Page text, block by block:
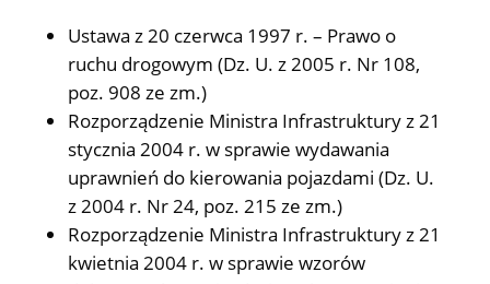
Ustawa z 20 czerwca 1997 r. – Prawo o
ruchu drogowym (Dz. U. z 2005 r. Nr 108,
poz. 908 ze zm.)
Rozporządzenie Ministra Infrastruktury z 21
stycznia 2004 r. w sprawie wydawania
uprawnień do kierowania pojazdami (Dz. U.
z 2004 r. Nr 24, poz. 215 ze zm.)
Rozporządzenie Ministra Infrastruktury z 21
kwietnia 2004 r. w sprawie wzorów